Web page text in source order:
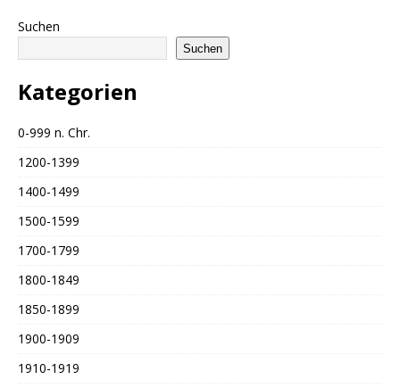
Suchen
Suchen
Kategorien
0-999 n. Chr.
1200-1399
1400-1499
1500-1599
1700-1799
1800-1849
1850-1899
1900-1909
1910-1919